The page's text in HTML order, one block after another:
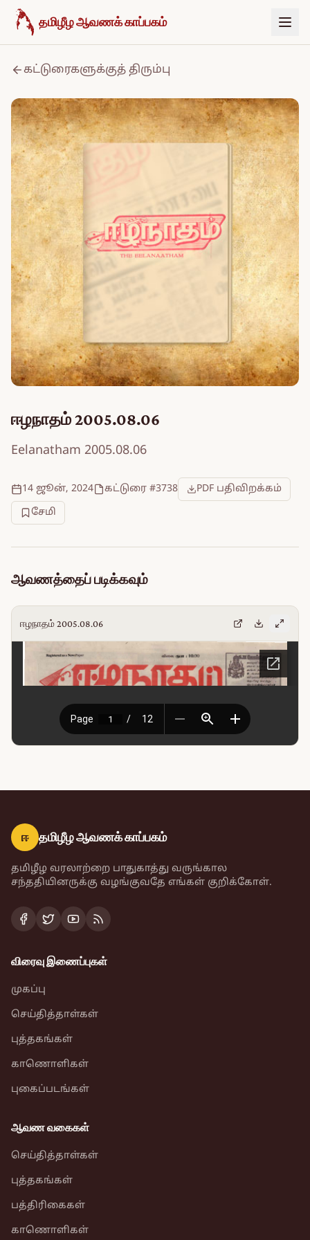
உள்ளடக்கத்திற்குச் செல்க
தமிழீழ ஆவணக் காப்பகம்
கட்டுரைகளுக்குத் திரும்பு
ஈழநாதம் 2005.08.06
Eelanatham 2005.08.06
14 ஜூன், 2024 கட்டுரை #3738
PDF பதிவிறக்கம்
சேமி
ஆவணத்தைப் படிக்கவும்
ஈழநாதம் 2005.08.06
ஈ தமிழீழ ஆவணக் காப்பகம்
தமிழீழ வரலாற்றை பாதுகாத்து வருங்கால
சந்ததியினருக்கு வழங்குவதே எங்கள் குறிக்கோள்.
விரைவு இணைப்புகள்
முகப்பு
செய்தித்தாள்கள்
புத்தகங்கள்
காணொளிகள்
புகைப்படங்கள்
ஆவண வகைகள்
செய்தித்தாள்கள்
புத்தகங்கள்
பத்திரிகைகள்
காணொளிகள்